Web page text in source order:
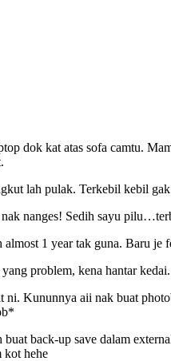
dok kat atas sofa camtu.
lah pulak. Terkebil kebil
nanges! Sedih sayu
1 year tak guna. Baru
problem, kena hantar
Kununnya aii nak buat
back-up save dalam
kot hehe